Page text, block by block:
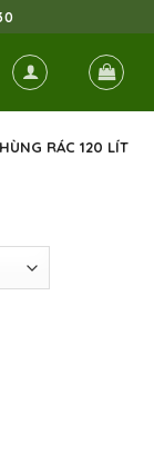
RÁC 120 LÍT